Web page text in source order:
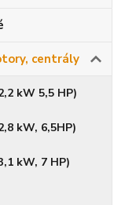
centrály
kW 5,5 HP)
kW, 6,5HP)
kW, 7 HP)